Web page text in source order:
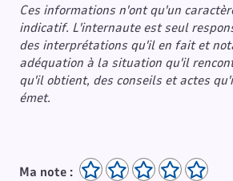
Ces informations n'ont qu'un
indicatif. L'internaute est seul
des interprétations qu'il en fait et
adéquation à la situation qu'il
qu'il obtient, des conseils et actes
émet.
Ma note :